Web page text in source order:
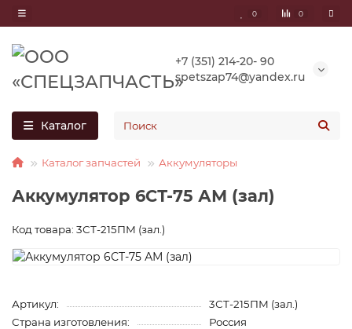
0 0
+7 (351) 214-20- 90
spetszap74@yandex.ru
Каталог
Каталог запчастей Аккумуляторы
Аккумулятор 6СТ-75 АМ (зал)
Код товара: 3СТ-215ПМ (зал.)
Артикул:
3СТ-215ПМ (зал.)
Страна изготовления:
Россия